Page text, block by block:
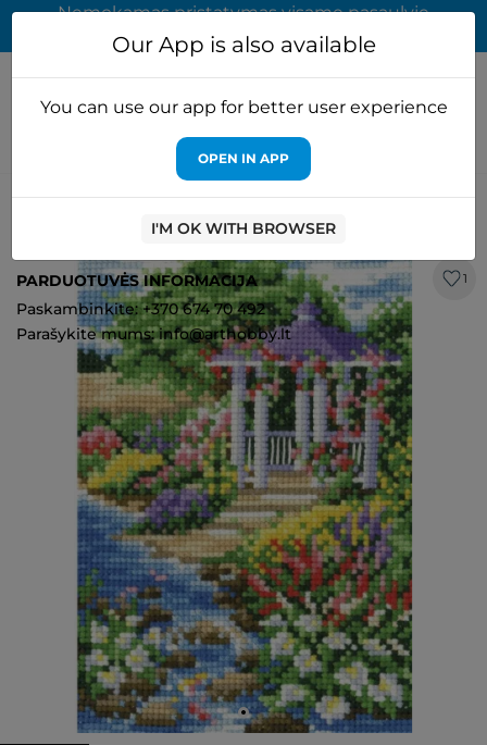
Nemokamas pristatymas visame pasaulyje
užsakymams virš 65 EUR
Pagrindinis Rinkiniai siuvinejimui Andriana
Metų laikai. Vasara
1
Our App is also available
You can use our app for better user experience
OPEN IN APP
I'M OK WITH BROWSER
PARDUOTUVĖS INFORMACIJA
Paskambinkite: +370 674 70 492
Parašykite mums: info@arthobby.lt